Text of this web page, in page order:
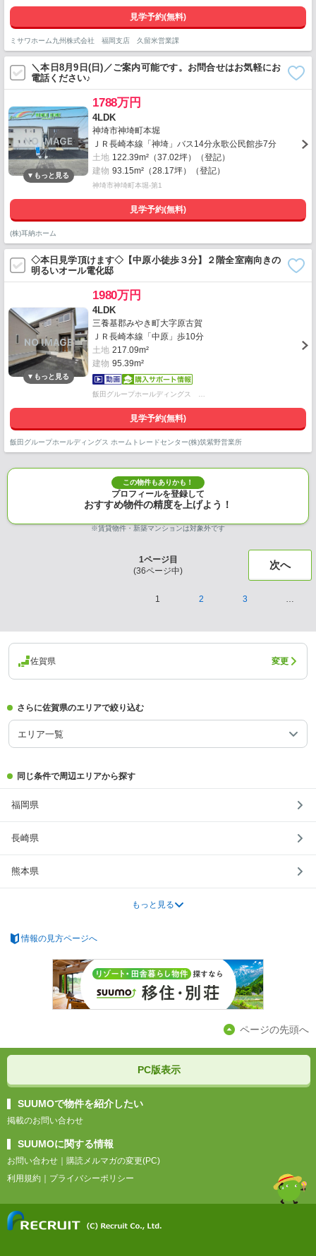
見学予約(無料)
ミサワホーム九州株式会社 福岡支店 久留米営業課
＼本日8月9日(日)／ご案内可能です。お問合せはお気軽にお
電話ください♪
1788万円
4LDK
神埼市神埼町本堀
ＪＲ長崎本線「神埼」バス14分永歌公民館歩7分
土地 122.39m²（37.02坪）（登記）
建物 93.15m²（28.17坪）（登記）
神埼市神埼町本堀-第1
見学予約(無料)
(株)耳納ホーム
◇本日見学頂けます◇【中原小徒歩３分】２階全室南向きの
明るいオール電化邸
1980万円
4LDK
三養基郡みやき町大字原古賀
ＪＲ長崎本線「中原」歩10分
土地 217.09m²
建物 95.39m²
飯田グループホールディングス …
見学予約(無料)
飯田グループホールディングス ホームトレードセンター(株)筑紫野営業所
この物件もありかも！
プロフィールを登録して
おすすめ物件の精度を上げよう！
※賃貸物件・新築マンションは対象外です
1ページ目
(36ページ中) 次へ
1 2 3 …
佐賀県 変更
さらに佐賀県のエリアで絞り込む
エリア一覧
同じ条件で周辺エリアから探す
福岡県
長崎県
熊本県
もっと見る
情報の見方ページへ
ページの先頭へ
PC版表示
SUUMOで物件を紹介したい
掲載のお問い合わせ
SUUMOに関する情報
お問い合わせ
購読メルマガの変更(PC)
利用規約
プライバシーポリシー